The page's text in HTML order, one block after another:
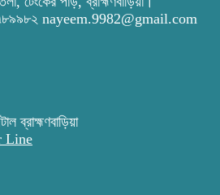
nayeem.9982@gmail.com
ব্রাহ্মণবাড়িয়া
Line